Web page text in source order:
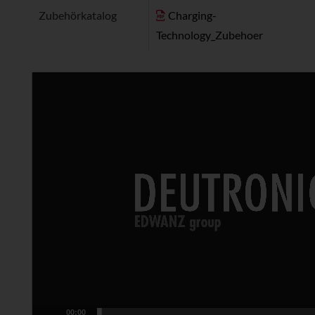
Zubehörkatalog
Charging-
Technology_Zubehoer
00:00